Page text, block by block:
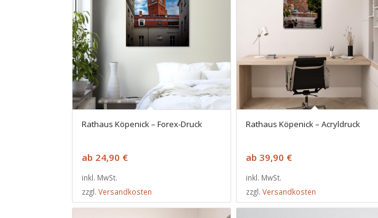
Rathaus Köpenick – Forex-Druck
ab 24,90 €
inkl. MwSt.
zzgl. Versandkosten
Rathaus Köpenick – Acryldruck
ab 39,90 €
inkl. MwSt.
zzgl. Versandkosten